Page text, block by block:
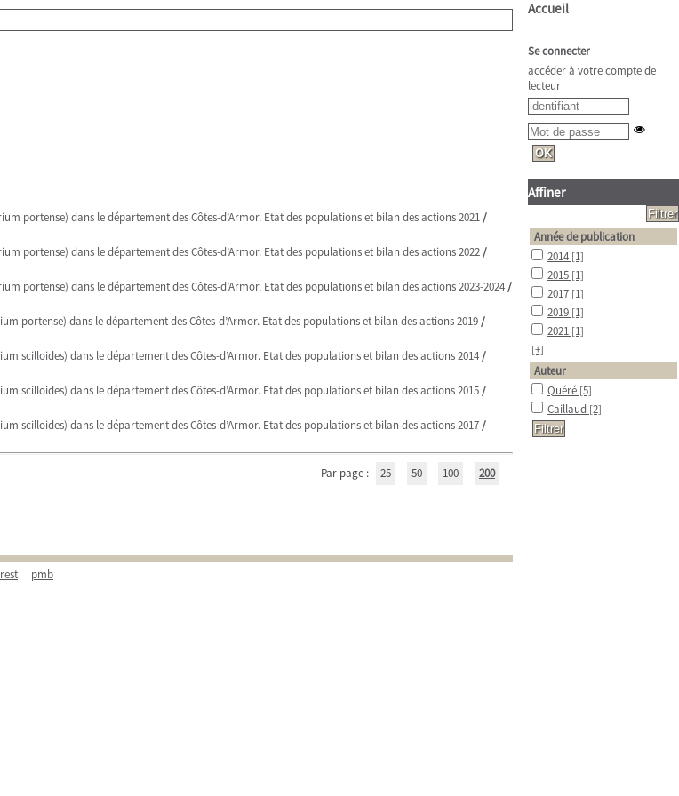
portense) dans le département des Côtes-d’Armor. Etat des populations et bilan des actions 2021/
portense) dans le département des Côtes-d’Armor. Etat des populations et bilan des actions 2022/
portense) dans le département des Côtes-d’Armor. Etat des populations et bilan des actions 2023-2024/
portense) dans le département des Côtes-d’Armor. Etat des populations et bilan des actions 2019/
scilloides) dans le département des Côtes-d’Armor. Etat des populations et bilan des actions 2014/
scilloides) dans le département des Côtes-d’Armor. Etat des populations et bilan des actions 2015/
scilloides) dans le département des Côtes-d’Armor. Etat des populations et bilan des actions 2017/
Par page : 25 50 100 200
pmb
Accueil
Se connecter
accéder à votre compte de
lecteur
Affiner
Année de publication
2014 [1]
2015 [1]
2017 [1]
2019 [1]
2021 [1]
[+]
Auteur
Quéré [5]
Caillaud [2]